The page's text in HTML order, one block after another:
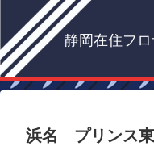
静岡在住フ
浜名 プリンス東